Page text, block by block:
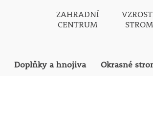
ZAHRADNÍ
CENTRUM
Doplňky a hnojiva Okrasné